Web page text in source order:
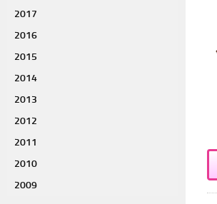
2017
2016
2015
2014
2013
2012
2011
2010
2009